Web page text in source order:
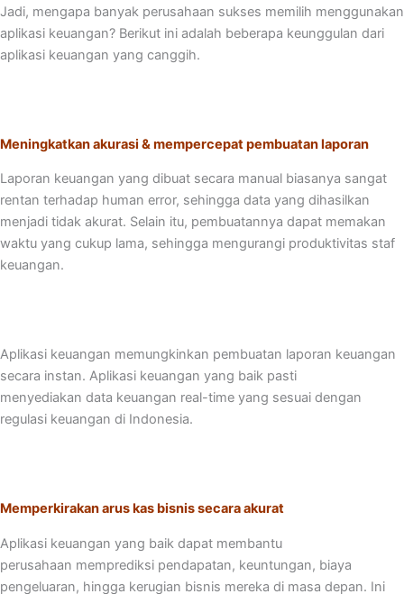
Jadi, mengapa banyak perusahaan sukses memilih menggunakan
aplikasi keuangan? Berikut ini adalah beberapa keunggulan dari
aplikasi keuangan yang canggih.
Meningkatkan akurasi & mempercepat pembuatan laporan
Laporan keuangan yang dibuat secara manual biasanya sangat
rentan terhadap human error, sehingga data yang dihasilkan
menjadi tidak akurat. Selain itu, pembuatannya dapat memakan
waktu yang cukup lama, sehingga mengurangi produktivitas staf
keuangan.
Aplikasi keuangan memungkinkan pembuatan laporan keuangan
secara instan. Aplikasi keuangan yang baik pasti
menyediakan data keuangan real-time yang sesuai dengan
regulasi keuangan di Indonesia.
Memperkirakan arus kas bisnis secara akurat
Aplikasi keuangan yang baik dapat membantu
perusahaan memprediksi pendapatan, keuntungan, biaya
pengeluaran, hingga kerugian bisnis mereka di masa depan. Ini